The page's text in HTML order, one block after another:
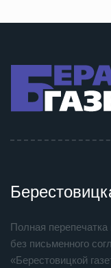
Полная
без письменного
«Берестовицкой